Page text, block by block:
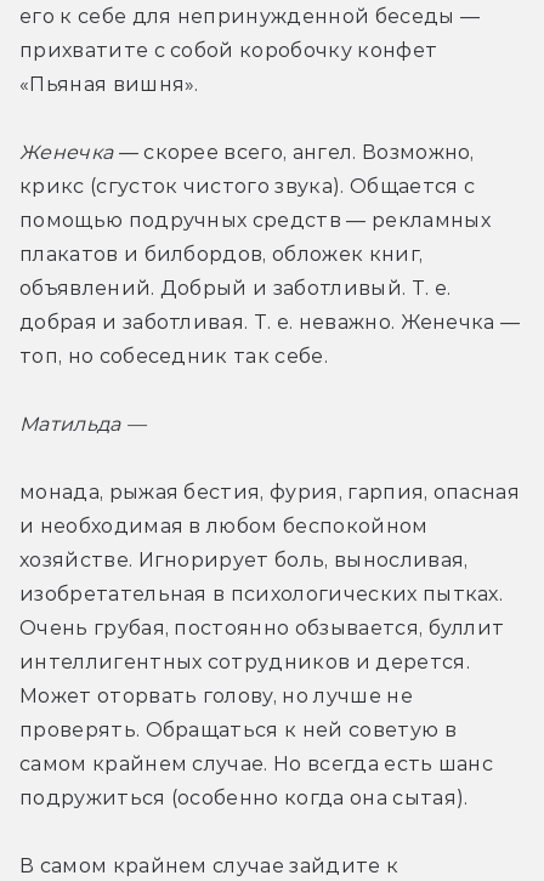
его к себе для непринужденной беседы —
прихватите с собой коробочку конфет
«Пьяная вишня».
Женечка — скорее всего, ангел. Возможно,
крикс (сгусток чистого звука). Общается с
помощью подручных средств — рекламных
плакатов и билбордов, обложек книг,
объявлений. Добрый и заботливый. Т. е.
добрая и заботливая. Т. е. неважно. Женечка —
топ, но собеседник так себе.
Матильда —
монада, рыжая бестия, фурия, гарпия, опасная
и необходимая в любом беспокойном
хозяйстве. Игнорирует боль, выносливая,
изобретательная в психологических пытках.
Очень грубая, постоянно обзывается, буллит
интеллигентных сотрудников и дерется.
Может оторвать голову, но лучше не
проверять. Обращаться к ней советую в
самом крайнем случае. Но всегда есть шанс
подружиться (особенно когда она сытая).
В самом крайнем случае зайдите к